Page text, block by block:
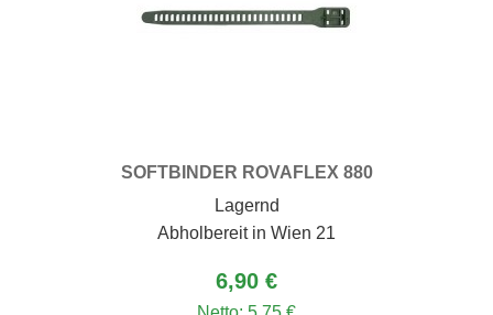
SOFTBINDER ROVAFLEX 880
Lagernd
Abholbereit in Wien 21
6,90 €